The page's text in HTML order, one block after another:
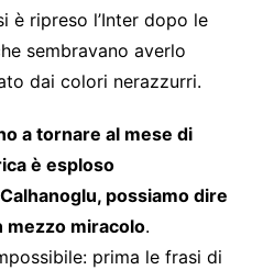
è ripreso l’Inter dopo le
sembravano averlo
dai colori nerazzurri.
a tornare al mese di
è esploso
possiamo dire
mezzo miracolo.
prima le frasi di